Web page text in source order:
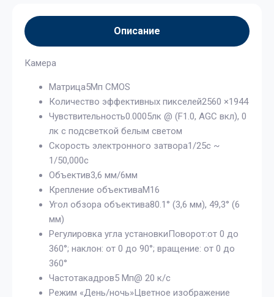
Описание
Камера
Матрица5Мп CMOS
Количество эффективных пикселей2560 ×1944
Чувствительность0.0005лк @ (F1.0, AGC вкл), 0
лк с подсветкой белым светом
Скорость электронного затвора1/25с ~
1/50,000с
Объектив3,6 мм/6мм
Крепление объективаМ16
Угол обзора объектива80.1° (3,6 мм), 49,3° (6
мм)
Регулировка угла установкиПоворот:от 0 до
360°; наклон: от 0 до 90°; вращение: от 0 до
360°
Частотакадров5 Мп@ 20 к/с
Режим «День/ночь»Цветное изображение